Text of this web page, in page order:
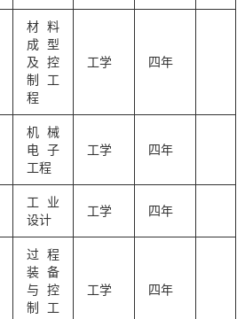
材料
成型
及控
制工
程
工学 四年
机械
电子
工程
工学 四年
工业
设计
工学 四年
过程
装备
与控
制工
工学 四年